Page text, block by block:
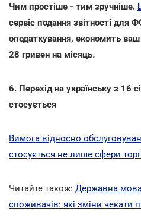
Чим простіше - тим зручніше.
сервіс подання звітності для
оподаткування, економить
28 гривен на місяць.
6. Перехід на українську з 16
стосується
Вимога відносно
стосується не лише сфери
Читайте також: Державна мова
споживачів: які зміни чекати